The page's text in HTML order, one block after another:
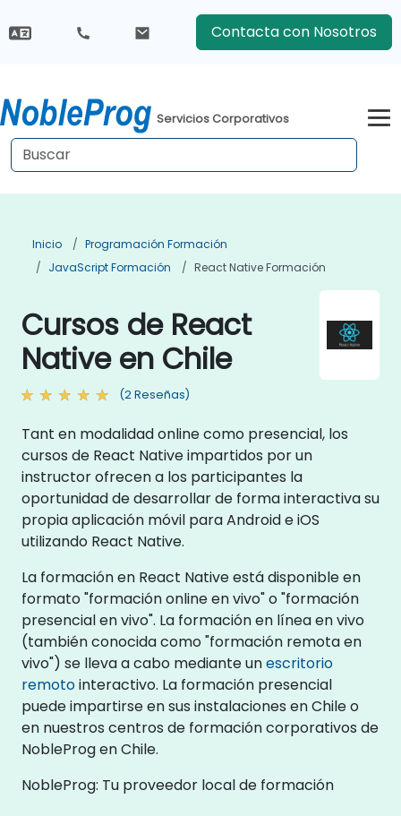
Contacta con Nosotros
Servicios Corporativos
Inicio
Programación Formación
JavaScript Formación
React Native Formación
Cursos de React
Native en Chile
(2 Reseñas)
Tant en modalidad online como presencial, los
cursos de React Native impartidos por un
instructor ofrecen a los participantes la
oportunidad de desarrollar de forma interactiva su
propia aplicación móvil para Android e iOS
utilizando React Native.
La formación en React Native está disponible en
formato "formación online en vivo" o "formación
presencial en vivo". La formación en línea en vivo
(también conocida como "formación remota en
vivo") se lleva a cabo mediante unescritorio
remotointeractivo. La formación presencial
puede impartirse en sus instalaciones en Chile o
en nuestros centros de formación corporativos de
NobleProg en Chile.
NobleProg: Tu proveedor local de formación